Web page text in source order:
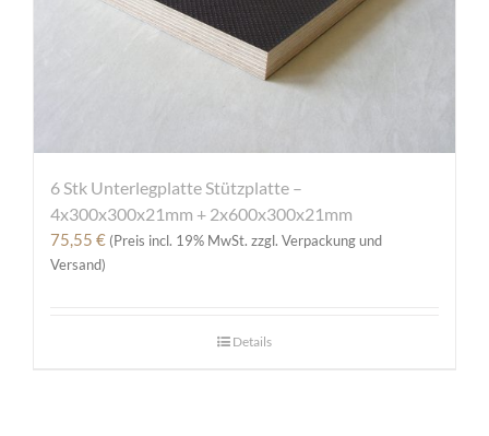
6 Stk Unterlegplatte Stützplatte –
4x300x300x21mm + 2x600x300x21mm
75,55 € (Preis incl. 19% MwSt. zzgl. Verpackung und
Versand)
Details